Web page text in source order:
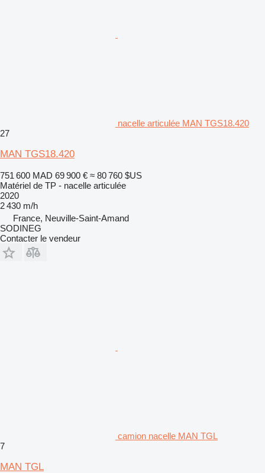
nacelle articulée MAN TGS18.420
27
MAN TGS18.420
751 600 MAD 69 900 € ≈ 80 760 $US
Matériel de TP - nacelle articulée
2020
2 430 m/h
France, Neuville-Saint-Amand
SODINEG
Contacter le vendeur
camion nacelle MAN TGL
7
MAN TGL